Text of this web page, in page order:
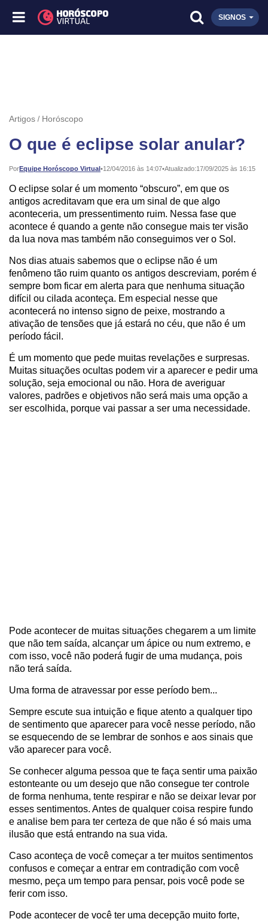
SIGNOS
Artigos Horóscopo
O que é eclipse solar anular?
PorEquipe Horóscopo Virtual•
Publicado: 12/04/2016 às 14:07•Atualizado:17/09/2025 às 16:15
O eclipse solar é um momento “obscuro”, em que os
antigos acreditavam que era um sinal de que algo
aconteceria, um pressentimento ruim. Nessa fase que
acontece é quando a gente não consegue mais ter visão
da lua nova mas também não conseguimos ver o Sol.
Nos dias atuais sabemos que o eclipse não é um
fenômeno tão ruim quanto os antigos descreviam, porém é
sempre bom ficar em alerta para que nenhuma situação
difícil ou cilada aconteça. Em especial nesse que
acontecerá no intenso signo de peixe, mostrando a
ativação de tensões que já estará no céu, que não é um
período fácil.
É um momento que pede muitas revelações e surpresas.
Muitas situações ocultas podem vir a aparecer e pedir uma
solução, seja emocional ou não. Hora de averiguar
valores, padrões e objetivos não será mais uma opção a
ser escolhida, porque vai passar a ser uma necessidade.
Pode acontecer de muitas situações chegarem a um limite
que não tem saída, alcançar um ápice ou num extremo, e
com isso, você não poderá fugir de uma mudança, pois
não terá saída.
Uma forma de atravessar por esse período bem...
Sempre escute sua intuição e fique atento a qualquer tipo
de sentimento que aparecer para você nesse período, não
se esquecendo de se lembrar de sonhos e aos sinais que
vão aparecer para você.
Se conhecer alguma pessoa que te faça sentir uma paixão
estonteante ou um desejo que não consegue ter controle
de forma nenhuma, tente respirar e não se deixar levar por
esses sentimentos. Antes de qualquer coisa respire fundo
e analise bem para ter certeza de que não é só mais uma
ilusão que está entrando na sua vida.
Caso aconteça de você começar a ter muitos sentimentos
confusos e começar a entrar em contradição com você
mesmo, peça um tempo para pensar, pois você pode se
ferir com isso.
Pode acontecer de você ter uma decepção muito forte,